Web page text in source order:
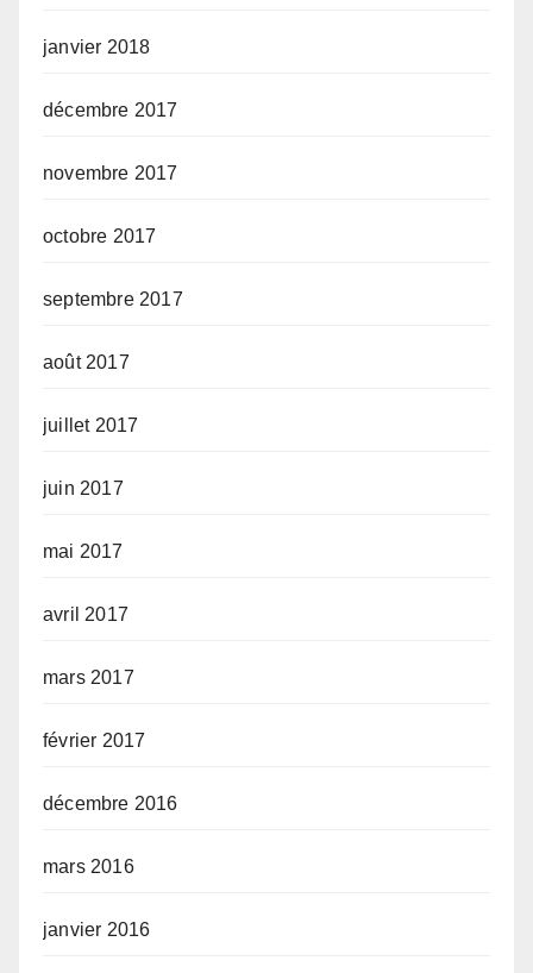
janvier 2018
décembre 2017
novembre 2017
octobre 2017
septembre 2017
août 2017
juillet 2017
juin 2017
mai 2017
avril 2017
mars 2017
février 2017
décembre 2016
mars 2016
janvier 2016